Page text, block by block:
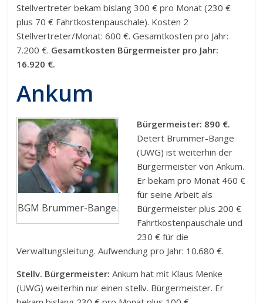
Stellvertreter bekam bislang 300 € pro Monat (230 €
plus 70 € Fahrtkostenpauschale). Kosten 2
Stellvertreter/Monat: 600 €. Gesamtkosten pro Jahr:
7.200 €. Gesamtkosten Bürgermeister pro Jahr:
16.920 €.
Ankum
BGM Brummer-Bange.
Bürgermeister: 890 €.
Detert Brummer-Bange
(UWG) ist weiterhin der
Bürgermeister von Ankum.
Er bekam pro Monat 460 €
für seine Arbeit als
Bürgermeister plus 200 €
Fahrtkostenpauschale und
230 € für die
Verwaltungsleitung. Aufwendung pro Jahr: 10.680 €.
Stellv. Bürgermeister:Ankum hat mit Klaus Menke
(UWG) weiterhin nur einen stellv. Bürgermeister. Er